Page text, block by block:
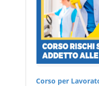
Corso per